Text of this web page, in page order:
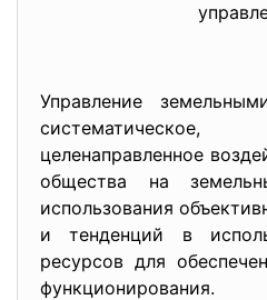
Управление
целенаправленное
общества на
использования
и тенденций в
ресурсов для
функционирования.